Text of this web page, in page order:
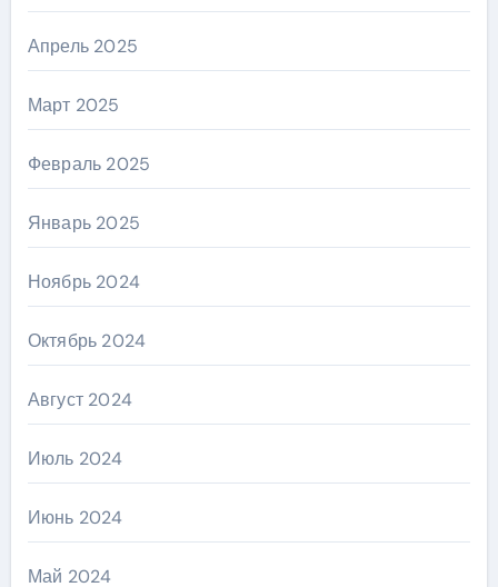
Апрель 2025
Март 2025
Февраль 2025
Январь 2025
Ноябрь 2024
Октябрь 2024
Август 2024
Июль 2024
Июнь 2024
Май 2024